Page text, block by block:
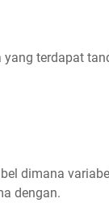
terdapat
dimana
dengan.